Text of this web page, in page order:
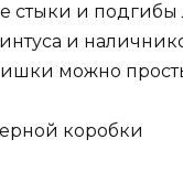
стыки и подгибы
и
можно
коробки